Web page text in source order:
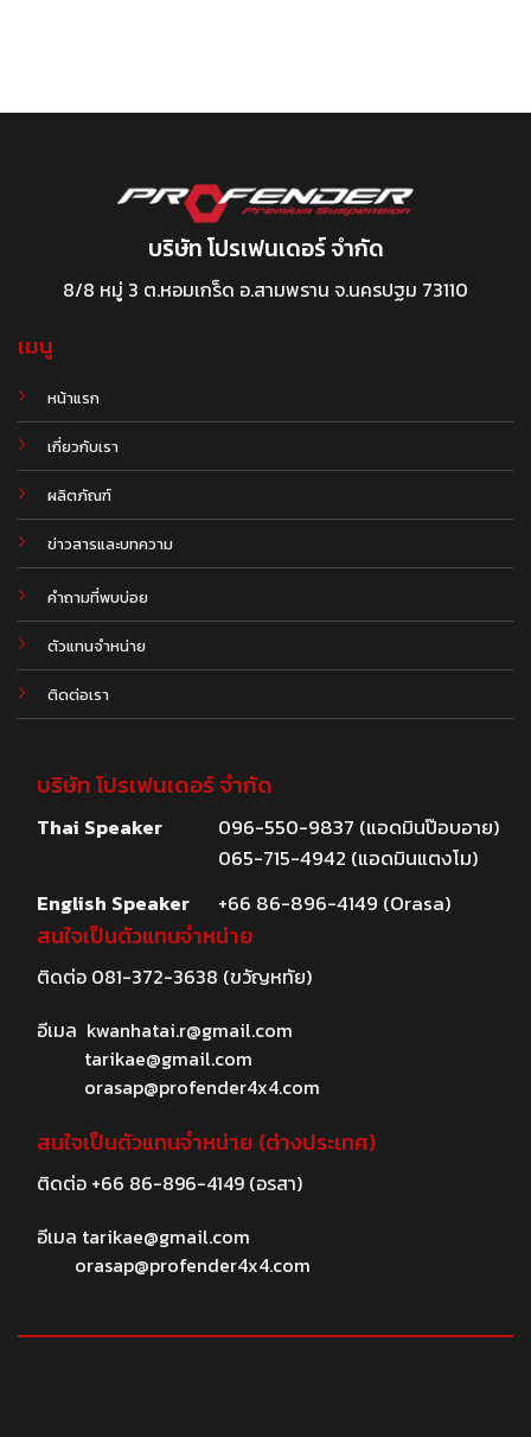
บริษัท โปรเฟนเดอร์ จำกัด
8/8 หมู่ 3 ต.หอมเกร็ด อ.สามพราน จ.นครปฐม 73110
เมนู
หน้าแรก
เกี่ยวกับเรา
ผลิตภัณฑ์
ข่าวสารและบทความ
.
คำถามที่พบบ่อย
ตัวแทนจำหน่าย
ติดต่อเรา
บริษัท โปรเฟนเดอร์ จำกัด
Thai Speaker
096-550-9837 (แอดมินป๊อบอาย)
065-715-4942 (แอดมินแตงโม)
English Speaker
+66 86-896-4149 (Orasa)
สนใจเป็นตัวแทนจำหน่าย
ติดต่อ 081-372-3638 (ขวัญหทัย)
อีเมล kwanhatai.r@gmail.com
tarikae@gmail.com
orasap@profender4x4.com
สนใจเป็นตัวแทนจำหน่าย (ต่างประเทศ)
ติดต่อ +66 86-896-4149(อรสา)
อีเมล tarikae@gmail.com
orasap@profender4x4.com